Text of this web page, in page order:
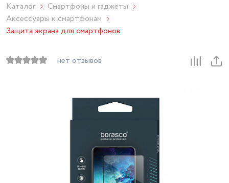
Каталог
Смартфоны и гаджеты
Аксессуары к смартфонам
Защита экрана для смартфонов
нет отзывов